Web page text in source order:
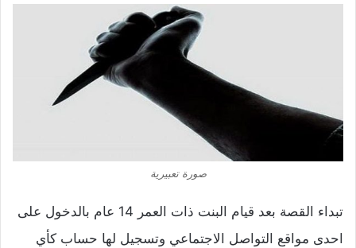
صورة تعبيرية
تبداء القصة بعد قيام البنت ذات العمر 14 عام بالدخول على
احدى مواقع التواصل الاجتماعي وتسجيل لها حساب كأي